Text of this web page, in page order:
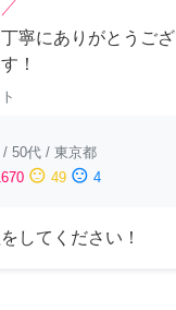
寧にありがとうご
！
/ 50代 / 東京都
sentiment_neutral 49 sentiment_dissatisfied 4
してください！